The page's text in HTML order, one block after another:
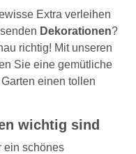
Extra verleihen
Dekorationen?
richtig! Mit unseren
Sie eine gemütliche
einen tollen
wichtig sind
ein schönes